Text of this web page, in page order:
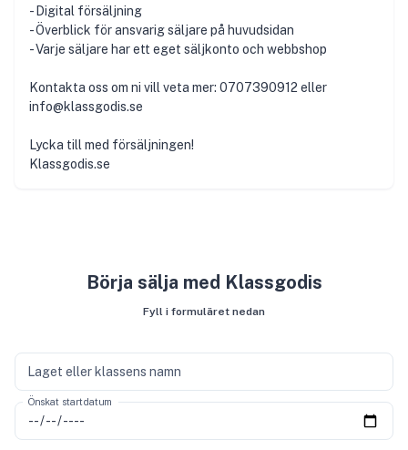
- Digital försäljning
- Överblick för ansvarig säljare på huvudsidan
- Varje säljare har ett eget säljkonto och webbshop
Kontakta oss om ni vill veta mer: 0707390912 eller
info@klassgodis.se
Lycka till med försäljningen!
Klassgodis.se
Börja sälja med Klassgodis
Fyll i formuläret nedan
Laget eller klassens namn
Önskat startdatum